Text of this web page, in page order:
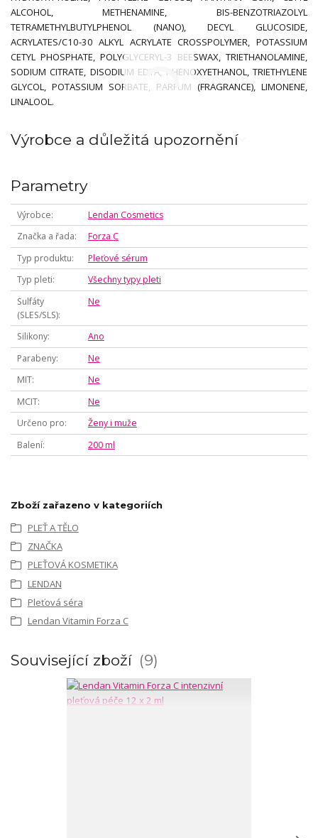
ALCOHOL, METHENAMINE, BIS-BENZOTRIAZOLYL
TETRAMETHYLBUTYLPHENOL (NANO), DECYL GLUCOSIDE,
ACRYLATES/C10-30 ALKYL ACRYLATE CROSSPOLYMER, POTASSIUM
CETYL PHOSPHATE, POLYGLYCERYL-3 BEESWAX, TRIETHANOLAMINE,
SODIUM CITRATE, DISODIUM EDTA, PHENOXYETHANOL, TRIETHYLENE
GLYCOL, POTASSIUM SORBATE, PARFUM (FRAGRANCE), LIMONENE,
LINALOOL.
Výrobce a důležitá upozornění
Parametry
Výrobce
Lendan Cosmetics
Značka a řada
Forza C
Typ produktu
Pleťové sérum
Typ pleti
Všechny typy pleti
Sulfáty
(SLES/SLS)
Ne
Silikony
Ano
Parabeny
Ne
MIT
Ne
MCIT
Ne
Určeno pro
Ženy i muže
Balení
200 ml
Zboží zařazeno v kategoriích
PLEŤ A TĚLO
ZNAČKA
PLEŤOVÁ KOSMETIKA
LENDAN
Pleťová séra
Lendan Vitamin Forza C
Související zboží 9